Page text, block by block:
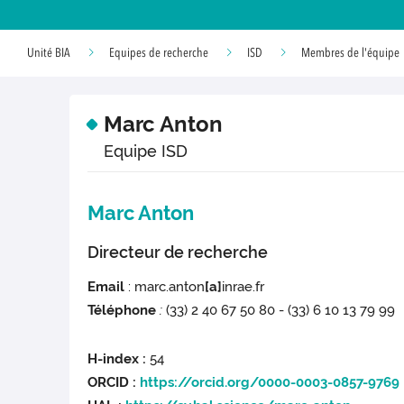
Unité BIA Equipes de recherche ISD Membres de l'équipe
Marc Anton
Equipe ISD
Marc Anton
Directeur de recherche
Email : marc.anton[a]inrae.fr
Téléphone :(33) 2 40 67 50 80 - (33) 6 10 13 79 99
H-index : 54
ORCID : https://orcid.org/0000-0003-0857-9769